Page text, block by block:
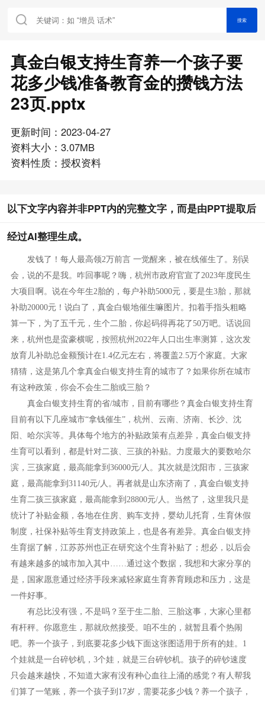
搜索
真金白银支持生育养一个孩子要
花多少钱准备教育金的攒钱方法
23页.pptx
更新时间：2023-04-27
资料大小：3.07MB
资料性质：授权资料
以下文字内容并非PPT内的完整文字，而是由PPT提取后
经过AI整理生成。
发钱了！每人最高领2万前言 一觉醒来，被在线催生了。别误
会，说的不是我。咋回事呢？嗨，杭州市政府官宣了2023年度民生
大项目啊。说在今年生2胎的，每户补助5000元，要是生3胎，那就
补助20000元！说白了，真金白银地催生嘛图片。扣着手指头粗略
算一下，为了五千元，生个二胎，你起码得再花了50万吧。话说回
来，杭州也是蛮豪横呢，按照杭州2022年人口出生率测算，这次发
放育儿补助总金额预计在1.4亿元左右，将覆盖2.5万个家庭。大家
猜猜，这是第几个拿真金白银支持生育的城市了？如果你所在城市
有这种政策，你会不会生二胎或三胎？
真金白银支持生育的省/城市，目前有哪些？真金白银支持生育
目前有以下几座城市“拿钱催生”，杭州、云南、济南、长沙、沈
阳、哈尔滨等。具体每个地方的补贴政策有点差异，真金白银支持
生育可以看到，都是针对二孩、三孩的补贴。力度最大的要数哈尔
滨，三孩家庭，最高能拿到36000元/人。其次就是沈阳市，三孩家
庭，最高能拿到31140元/人。再者就是山东济南了，真金白银支持
生育二孩三孩家庭，最高能拿到28800元/人。当然了，这里我只是
统计了补贴金额，各地在住房、购车支持，婴幼儿托育，生育休假
制度，社保补贴等生育支持政策上，也是各有差异。真金白银支持
生育据了解，江苏苏州也正在研究这个生育补贴了；想必，以后会
有越来越多的城市加入其中……通过这个数据，我想和大家分享的
是，国家愿意通过经济手段来减轻家庭生育养育顾虑和压力，这是
一件好事。
有总比没有强，不是吗？至于生二胎、三胎这事，大家心里都
有杆秤。你愿意生，那就欣然接受。咱不生的，就暂且看个热闹
吧。养一个孩子，到底要花多少钱下面这张图适用于所有的娃。 1
个娃就是一台碎钞机，3个娃，就是三台碎钞机。孩子的碎钞速度
只会越来越快，不知道大家有没有种心血往上涌的感觉？有人帮我
们算了一笔账，养一个孩子到17岁，需要花多少钱？养一个孩子，